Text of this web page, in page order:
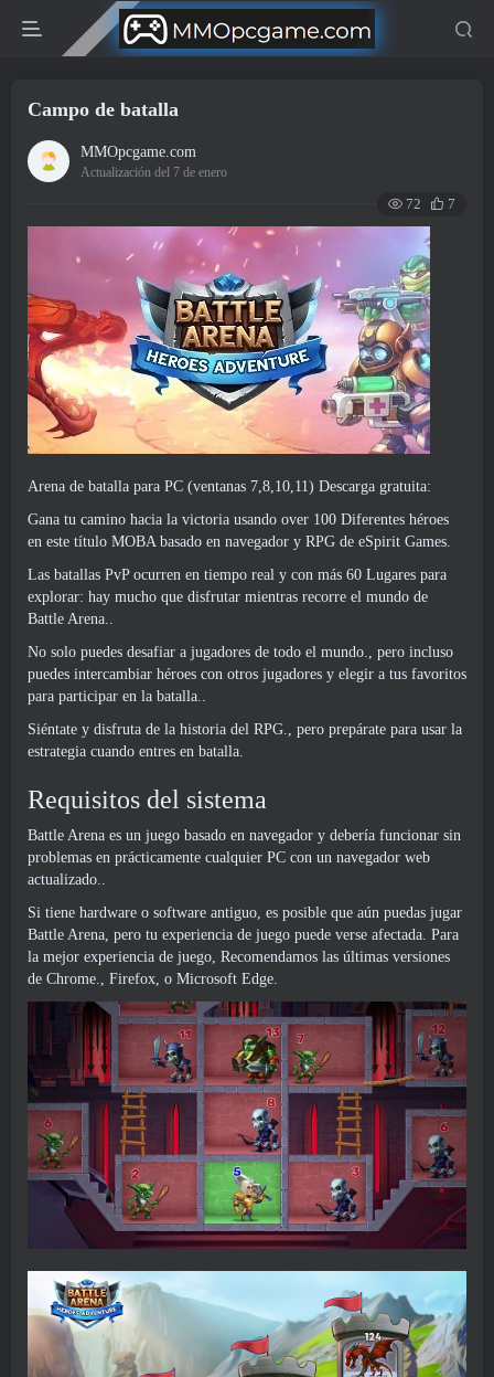
Campo de batalla
MMOpcgame.com
Actualización del 7 de enero
72 7
Arena de batalla para PC (ventanas 7,8,10,11) Descarga gratuita:
Gana tu camino hacia la victoria usando over 100 Diferentes héroes
en este título MOBA basado en navegador y RPG de eSpirit Games.
Las batallas PvP ocurren en tiempo real y con más 60 Lugares para
explorar: hay mucho que disfrutar mientras recorre el mundo de
Battle Arena..
No solo puedes desafiar a jugadores de todo el mundo., pero incluso
puedes intercambiar héroes con otros jugadores y elegir a tus favoritos
para participar en la batalla..
Siéntate y disfruta de la historia del RPG., pero prepárate para usar la
estrategia cuando entres en batalla.
Requisitos del sistema
Battle Arena es un juego basado en navegador y debería funcionar sin
problemas en prácticamente cualquier PC con un navegador web
actualizado..
Si tiene hardware o software antiguo, es posible que aún puedas jugar
Battle Arena, pero tu experiencia de juego puede verse afectada. Para
la mejor experiencia de juego, Recomendamos las últimas versiones
de Chrome., Firefox, o Microsoft Edge.